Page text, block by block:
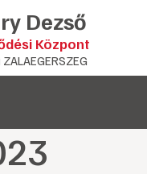
Dezső
Központ
ZALAEGERSZEG